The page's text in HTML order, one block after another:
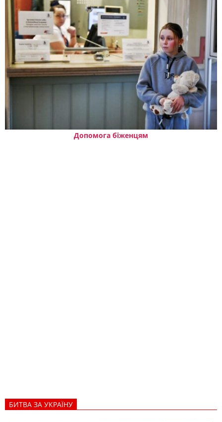
Допомога біженцям
БИТВА ЗА УКРАЇНУ